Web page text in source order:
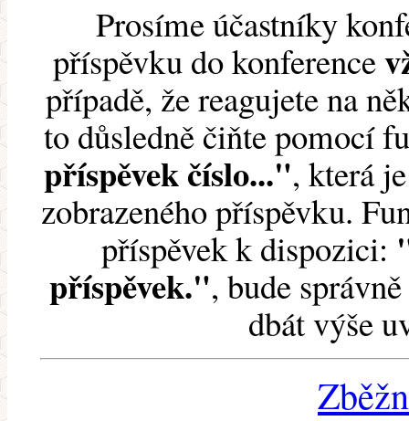
Prosíme účastníky
příspěvku do konference
případě, že reagujete na
to důsledně čiňte pomocí
příspěvek číslo...", která
zobrazeného příspěvku.
příspěvek k dispozici:
příspěvek.", bude
dbát výše